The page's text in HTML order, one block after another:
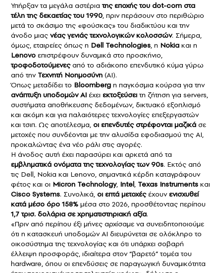
Υπήρξαν τα μεγάλα αστέριατης εποχής του dot-com στα
τέλη της δεκαετίας του 1990, πριν περάσουν στο περιθώριο
μετά το σκάσιμο της «φούσκας» του διαδικτύου και την
άνοδο μιας νέας γενιάς τεχνολογικών κολοσσών. Σήμερα,
όμως, εταιρείες όπως η Dell Technologies, η Nokia και η
Lenovo επιστρέφουν δυναμικά στο προσκήνιο,
τροφοδοτούμενεςαπό το αδιάκοπο επενδυτικό κύμα γύρω
από την Τεχνητή Νοημοσύνη (AI).
Όπως μεταδίδει το Bloomberg η παγκόσμια κούρσα για την
ανάπτυξη υποδομών AI έχει εκτοξεύσειτη ζήτηση για servers,
συστήματα αποθήκευσης δεδομένων, δικτυακό εξοπλισμό
και ακόμη και για παλαιότερες τεχνολογίες επεξεργαστών
και τσιπ. Ως αποτέλεσμα, οι επενδυτές στρέφονται μαζικά σε
μετοχές που συνδέονται με την αλυσίδα εφοδιασμού της AI,
προκαλώντας ένα νέο ράλι στις αγορές.
Η άνοδος αυτή έχει παρασύρει και αρκετά από τα
εμβληματικά ονόματα της τεχνολογίας των 90s. Εκτός από
τις Dell, Nokia και Lenovo, σημαντικά κέρδη καταγράφουν
φέτος και οι Micron Technology, Intel, Texas Instruments και
Cisco Systems. Συνολικά, οι επτά μετοχέςέχουνενισχυθεί
κατά μέσο όρο 158% μέσα στο 2026, προσθέτοντας περίπου
1,7 τρισ. δολάρια σε χρηματιστηριακή αξία.
«Πριν από περίπου έξι μήνες αρχίσαμε να συνειδητοποιούμε
ότι η κατασκευή υποδομών AI διευρύνεται σε ολόκληρο το
οικοσύστημα της τεχνολογίας και ότι υπάρχει σοβαρή
έλλειψη προσφοράς, ιδιαίτερα στον “βαρετό” τομέα του
hardware, όπου οι επενδύσεις σε παραγωγική δυναμικότητα